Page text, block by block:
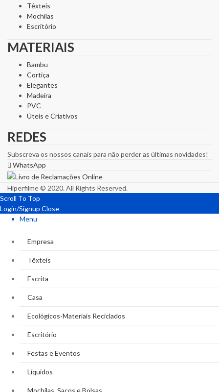
Têxteis
Mochilas
Escritório
MATERIAIS
Bambu
Cortiça
Elegantes
Madeira
PVC
Úteis e Criativos
REDES
Subscreva os nossos canais para não perder as últimas novidades!
WhatsApp
Hiperfilme © 2020. All Rights Reserved.
Scroll To Top
Login/Signup Close
Menu
Empresa
Têxteis
Escrita
Casa
Ecológicos-Materiais Reciclados
Escritório
Festas e Eventos
Líquidos
Mochilas, Sacos e Bolsas